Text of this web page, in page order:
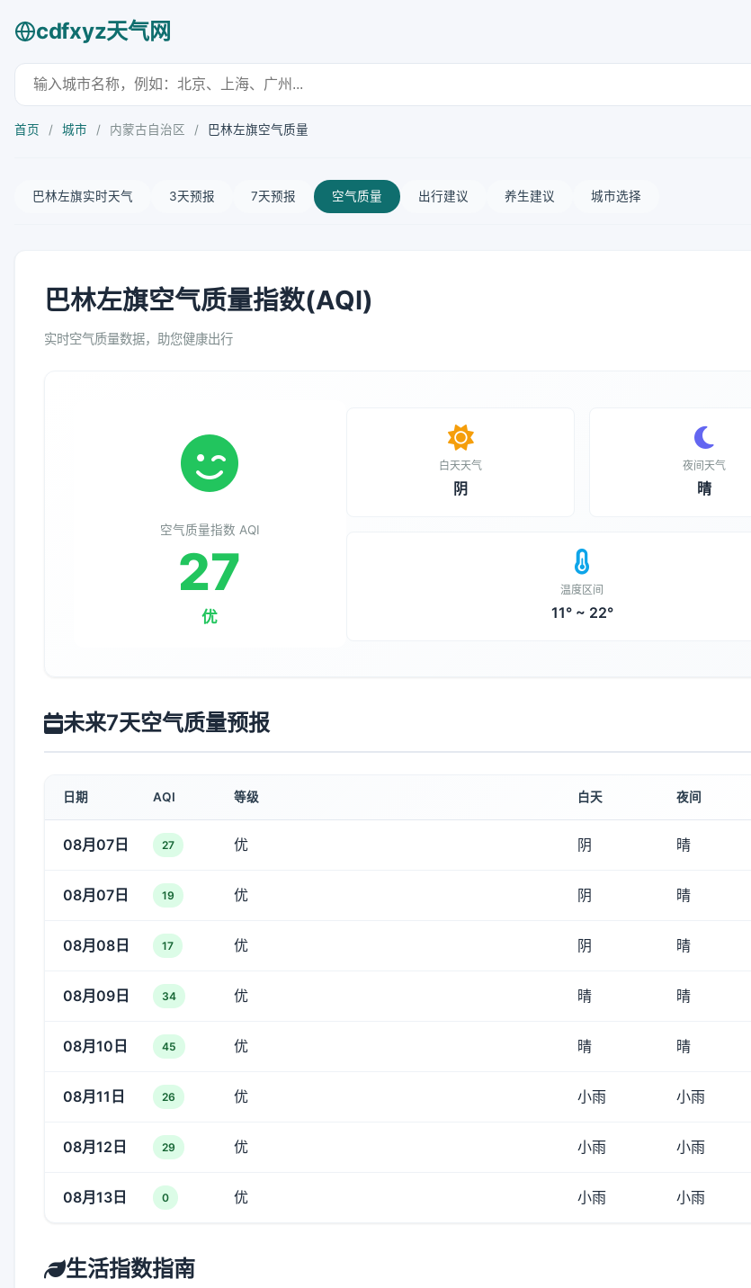
cdfxyz天气网
首页 / 城市 / 内蒙古自治区 / 巴林左旗空气质量
巴林左旗实时天气 3天预报 7天预报 空气质量 出行建议 养生建议 城市选择
巴林左旗空气质量指数(AQI)
实时空气质量数据，助您健康出行
空气质量指数 AQI
27
优
白天天气
阴
夜间天气
晴
温度区间
11° ~ 22°
未来7天空气质量预报
日期 AQI 等级 白天 夜间
08月07日 27 优 阴 晴
08月07日 19 优 阴 晴
08月08日 17 优 阴 晴
08月09日 34 优 晴 晴
08月10日 45 优 晴 晴
08月11日 26 优 小雨 小雨
08月12日 29 优 小雨 小雨
08月13日 0 优 小雨 小雨
生活指数指南